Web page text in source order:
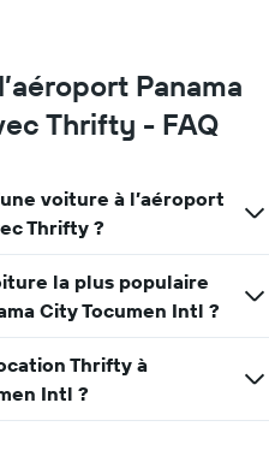
Panama
Thrifty - FAQ
voiture à l’aéroport
Thrifty ?
la plus populaire
City Tocumen Intl ?
Thrifty à
Intl ?